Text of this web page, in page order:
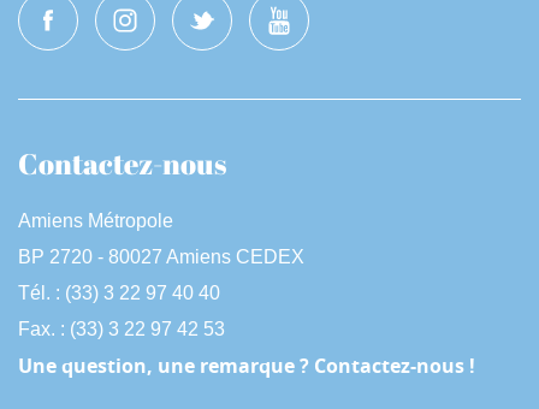
Contactez-nous
Amiens Métropole
BP 2720 - 80027 Amiens CEDEX
Tél. : (33) 3 22 97 40 40
Fax. : (33) 3 22 97 42 53
Une question, une remarque ? Contactez-nous !